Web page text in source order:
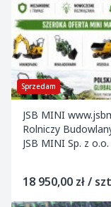
Sprzedam
JSB MINI
Rolniczy
JSB MINI Sp. z
18 950,00 zł / szt